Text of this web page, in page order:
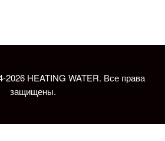
2026 HEATING WATER. Все права
защищены.